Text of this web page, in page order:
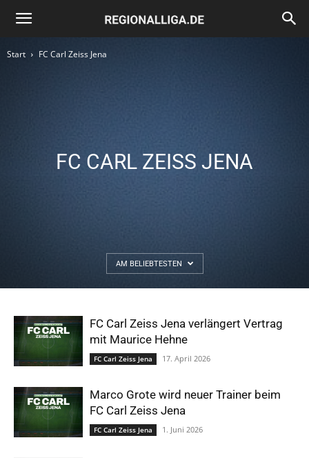
Regionalliga.de
Start FC Carl Zeiss Jena
FC CARL ZEISS JENA
AM BELIEBTESTEN
FC Carl Zeiss Jena verlängert Vertrag
mit Maurice Hehne
FC Carl Zeiss Jena 17. April 2026
Marco Grote wird neuer Trainer beim
FC Carl Zeiss Jena
FC Carl Zeiss Jena 1. Juni 2026